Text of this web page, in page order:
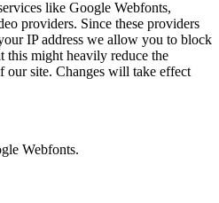
like Google Webfonts,
providers. Since these providers
IP address we allow you to block
this might heavily reduce the
our site. Changes will take effect
Webfonts.